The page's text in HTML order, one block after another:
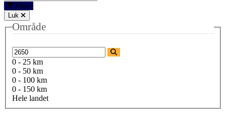
Filtre
Luk
Område
0 - 25 km
0 - 50 km
0 - 100 km
0 - 150 km
Hele landet